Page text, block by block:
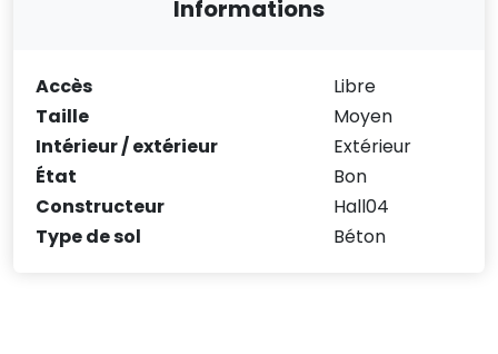
Informations
Accès
Libre
Taille
Moyen
Intérieur / extérieur
Extérieur
État
Bon
Constructeur
Hall04
Type de sol
Béton